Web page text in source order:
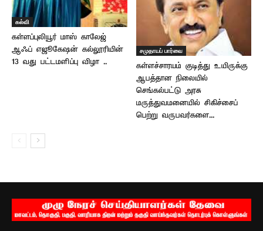
கல்வி
கள்ளப்புலியூர் மாஸ் காலேஜ்
ஆஃப் எஜூகேஷன் கல்லூரியின்
13 வது பட்டமளிப்பு விழா ..
சமுதாயப் பார்வை
கள்ளச்சாரயம் குடித்து உயிருக்கு
ஆபத்தான நிலையில்
செங்கல்பட்டு அரசு
மருத்துவமனையில் சிகிச்சைப்
பெற்று வருபவர்களை...